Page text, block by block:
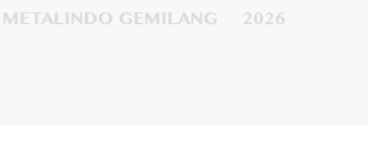
GEMILANG 2026